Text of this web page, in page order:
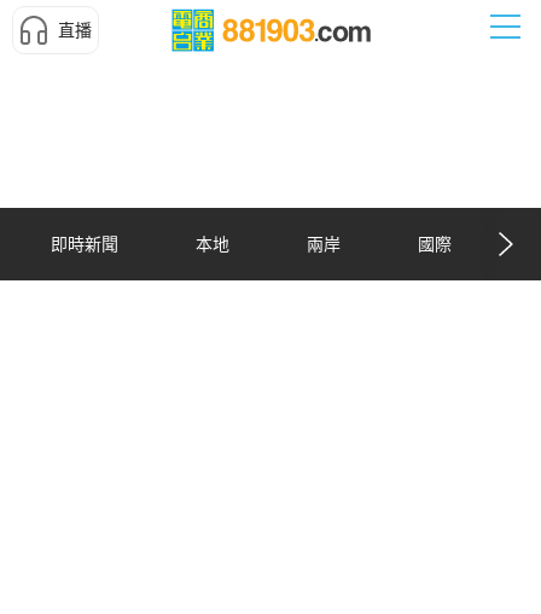
直播
即時新聞 本地 兩岸 國際